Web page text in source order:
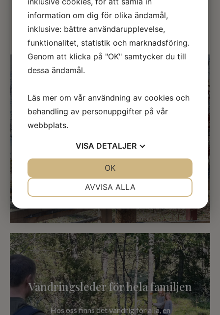
Granne med naturen och havet
Vi har boenden för 2-12 personer nära havet med
bastu och kalla bad eller boende på bondgården när
jacuzzi.
Vandringsleder för hela familjen
Hos oss finns det vandrig för alla, en
information om dig för olika ändamål,
inklusive: bättre användarupplevelse,
funktionalitet, statistik och marknadsföring.
Genom att klicka på "OK" samtycker du till
dessa ändamål.
Läs mer om vår användning av cookies och
behandling av personuppgifter på vår
webbplats.
VISA DETALJER
MARKNADSFÖRING STATISTIK
AVVISA ALLA
OK